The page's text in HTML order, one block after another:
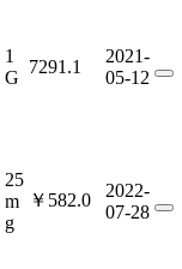
1
G
7291.1
2021-
05-12
25
m
g
￥582.0
2022-
07-28